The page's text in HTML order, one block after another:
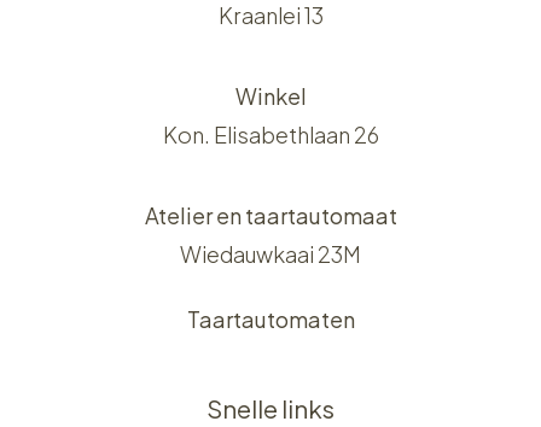
Kraanlei 13
Winkel
Kon. Elisabethlaan 26
Atelier en taartautomaat
Wiedauwkaai 23M
Taartautomaten
Snelle links